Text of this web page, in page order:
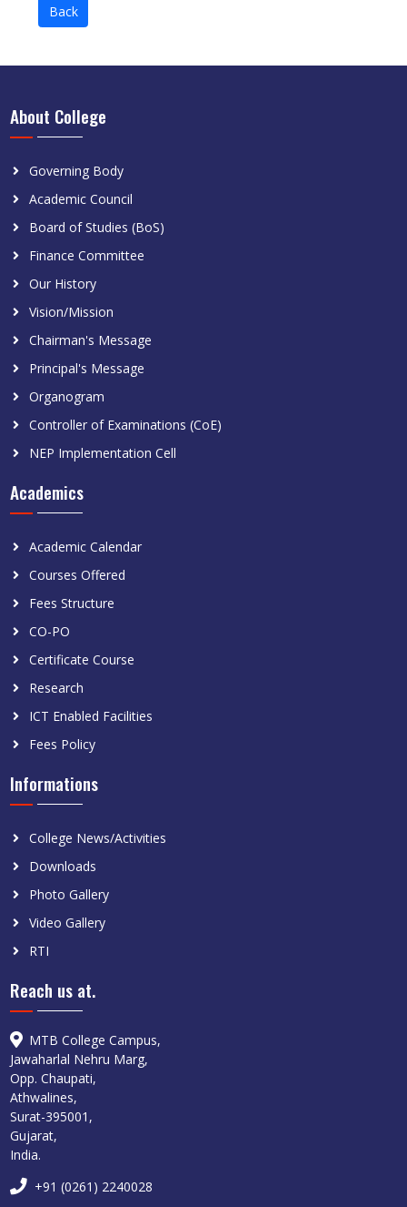
Back
About College
Governing Body
Academic Council
Board of Studies (BoS)
Finance Committee
Our History
Vision/Mission
Chairman's Message
Principal's Message
Organogram
Controller of Examinations (CoE)
NEP Implementation Cell
Academics
Academic Calendar
Courses Offered
Fees Structure
CO-PO
Certificate Course
Research
ICT Enabled Facilities
Fees Policy
Informations
College News/Activities
Downloads
Photo Gallery
Video Gallery
RTI
Reach us at.
MTB College Campus,
Jawaharlal Nehru Marg,
Opp. Chaupati,
Athwalines,
Surat-395001,
Gujarat,
India.
+91 (0261) 2240028